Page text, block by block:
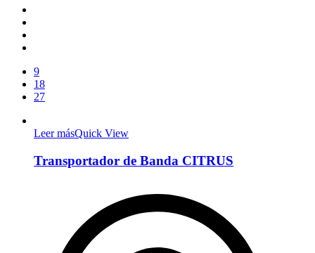
9
18
27
Leer másQuick View
Transportador de Banda CITRUS